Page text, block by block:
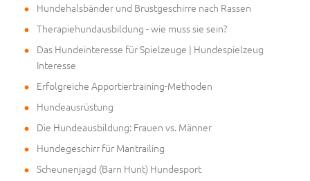
Hundehalsbänder und Brustgeschirre nach Rassen
Therapiehundausbildung - wie muss sie sein?
Das Hundeinteresse für Spielzeuge | Hundespielzeug
Interesse
Erfolgreiche Apportiertraining-Methoden
Hundeausrüstung
Die Hundeausbildung: Frauen vs. Männer
Hundegeschirr für Mantrailing
Scheunenjagd (Barn Hunt) Hundesport